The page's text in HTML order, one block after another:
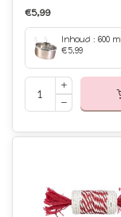
€5,99
€5,99